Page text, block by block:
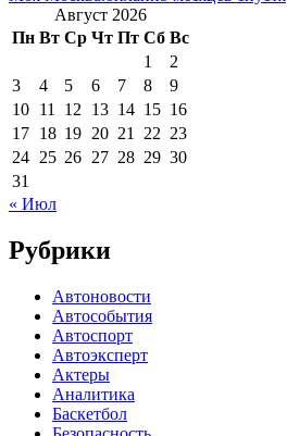
Август 2026
Пн Вт Ср Чт Пт Сб Вс
1
2
3
4 5 6 7 8
9
10 11 12 13 14 15 16
17 18 19 20 21 22 23
24 25 26 27 28 29 30
31
« Июл
Рубрики
Автоновости
Автособытия
Автоспорт
Автоэксперт
Актеры
Аналитика
Баскетбол